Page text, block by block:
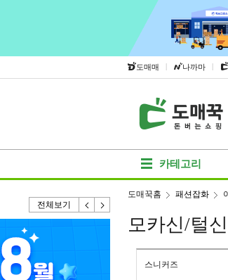
도매매 | 나까마 |
카테고리
전체보기
도매꾹홈 패션잡화
모카신/털신
스니커즈